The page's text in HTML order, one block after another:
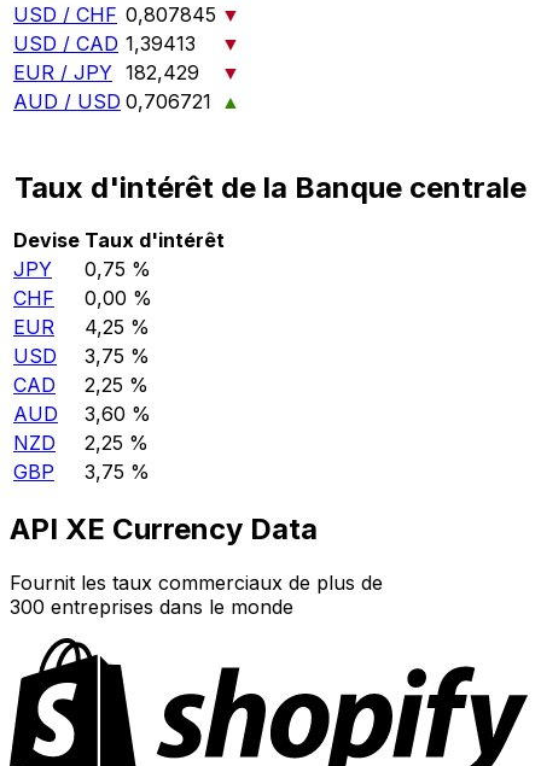
USD / CHF 0,807845 ▼
USD / CAD 1,39413
▼
EUR / JPY 182,429
▼
AUD / USD 0,706721 ▲
Taux d'intérêt de la Banque centrale
Devise Taux d'intérêt
JPY
0,75 %
CHF
0,00 %
EUR
4,25 %
USD
3,75 %
CAD
2,25 %
AUD
3,60 %
NZD
2,25 %
GBP
3,75 %
API XE Currency Data
Fournit les taux commerciaux de plus de
300 entreprises dans le monde